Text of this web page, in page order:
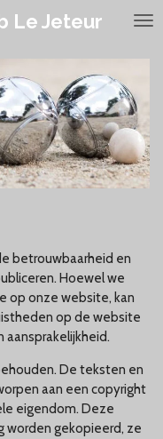
Le Jeteur
betrouwbaarheid en
Hoewel we
op onze website, kan
op de website
aansprakelijkheid.
De teksten en
aan een copyright
eigendom. Deze
worden gekopieerd, ze